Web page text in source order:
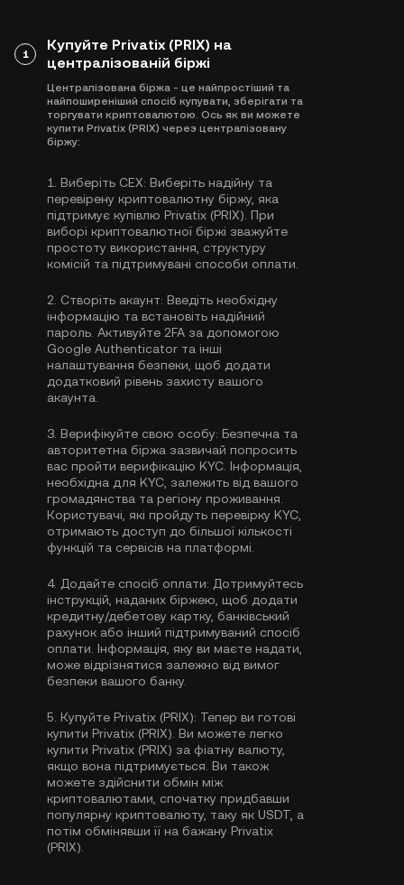
1
Купуйте Privatix (PRIX) на
централізованій біржі
Централізована біржа - це найпростіший та
найпоширеніший спосіб купувати, зберігати та
торгувати криптовалютою. Ось як ви можете
купити Privatix (PRIX) через централізовану
біржу:
1. Виберіть CEX: Виберіть надійну та
перевірену криптовалютну біржу, яка
підтримує купівлю Privatix (PRIX). При
виборі криптовалютної біржі зважуйте
простоту використання, структуру
комісій та підтримувані способи оплати.
2. Створіть акаунт: Введіть необхідну
інформацію та встановіть надійний
пароль. Активуйте 2FA за допомогою
Google Authenticator та інші
налаштування безпеки, щоб додати
додатковий рівень захисту вашого
акаунта.
3. Верифікуйте свою особу: Безпечна та
авторитетна біржа зазвичай попросить
вас пройти верифікацію KYC . Інформація,
необхідна для KYC, залежить від вашого
громадянства та регіону проживання.
Користувачі, які пройдуть перевірку KYC,
отримають доступ до більшої кількості
функцій та сервісів на платформі.
4. Додайте спосіб оплати: Дотримуйтесь
інструкцій, наданих біржею, щоб додати
кредитну/дебетову картку, банківський
рахунок або інший підтримуваний спосіб
оплати. Інформація, яку ви маєте надати,
може відрізнятися залежно від вимог
безпеки вашого банку.
5. Купуйте Privatix (PRIX): Тепер ви готові
купити Privatix (PRIX). Ви можете легко
купити Privatix (PRIX) за фіатну валюту,
якщо вона підтримується. Ви також
можете здійснити обмін між
криптовалютами, спочатку придбавши
популярну криптовалюту, таку як USDT , а
потім обмінявши її на бажану Privatix
(PRIX).